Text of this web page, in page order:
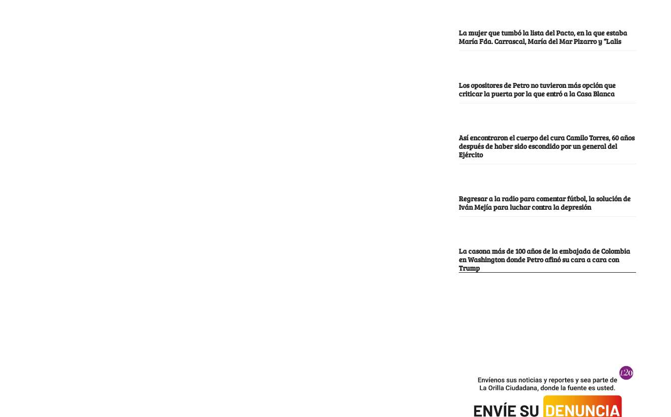
La mujer que tumbó la lista del Pacto, en la que estaba
María Fda. Carrascal, María del Mar Pizarro y “Lalis
Los opositores de Petro no tuvieron más opción que
criticar la puerta por la que entró a la Casa Blanca
Así encontraron el cuerpo del cura Camilo Torres, 60 años
después de haber sido escondido por un general del
Ejército
Regresar a la radio para comentar fútbol, la solución de
Iván Mejía para luchar contra la depresión
La casona más de 100 años de la embajada de Colombia
en Washington donde Petro afinó su cara a cara con
Trump